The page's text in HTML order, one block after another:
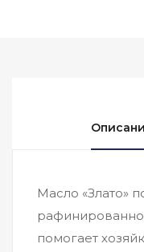
Масло «Злато»
помогает